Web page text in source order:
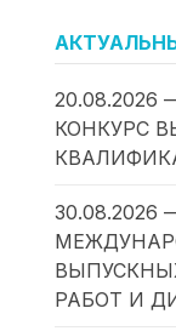
КОНКУРС
30.08.2026
РАБОТ И